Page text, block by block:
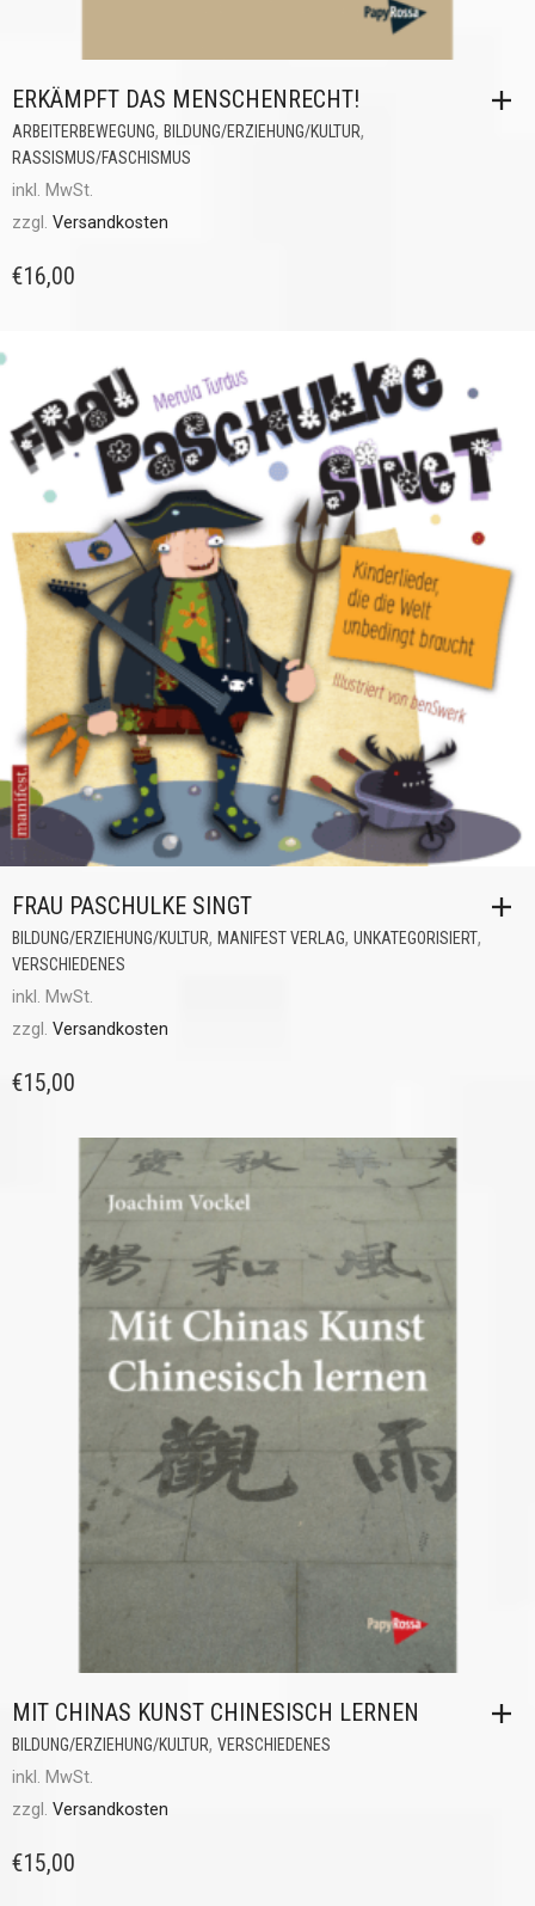
ERKÄMPFT DAS MENSCHENRECHT!
ARBEITERBEWEGUNG, BILDUNG/ERZIEHUNG/KULTUR,
RASSISMUS/FASCHISMUS
inkl. MwSt.
zzgl. Versandkosten
€16,00
FRAU PASCHULKE SINGT
BILDUNG/ERZIEHUNG/KULTUR, MANIFEST VERLAG, UNKATEGORISIERT,
VERSCHIEDENES
inkl. MwSt.
zzgl. Versandkosten
€15,00
MIT CHINAS KUNST CHINESISCH LERNEN
BILDUNG/ERZIEHUNG/KULTUR, VERSCHIEDENES
inkl. MwSt.
zzgl. Versandkosten
€15,00